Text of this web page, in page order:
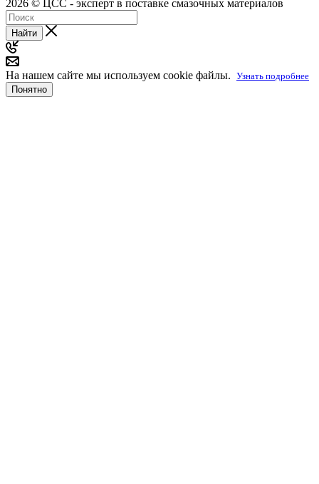
2026 © ЦСС - эксперт в поставке смазочных материалов
Найти
На нашем сайте мы используем cookie файлы. Узнать подробнее
Понятно